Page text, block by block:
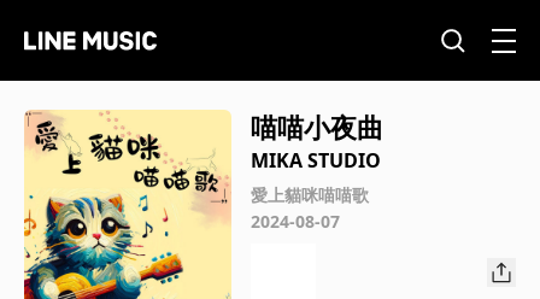
喵喵小夜曲
MIKA STUDIO
愛上貓咪喵喵歌
2024-08-07